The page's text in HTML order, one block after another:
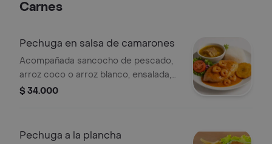
Carnes
Pechuga en salsa de camarones
Acompañada sancocho de pescado,
arroz coco o arroz blanco, ensalada,
patacón .
$ 34.000
Pechuga a la plancha